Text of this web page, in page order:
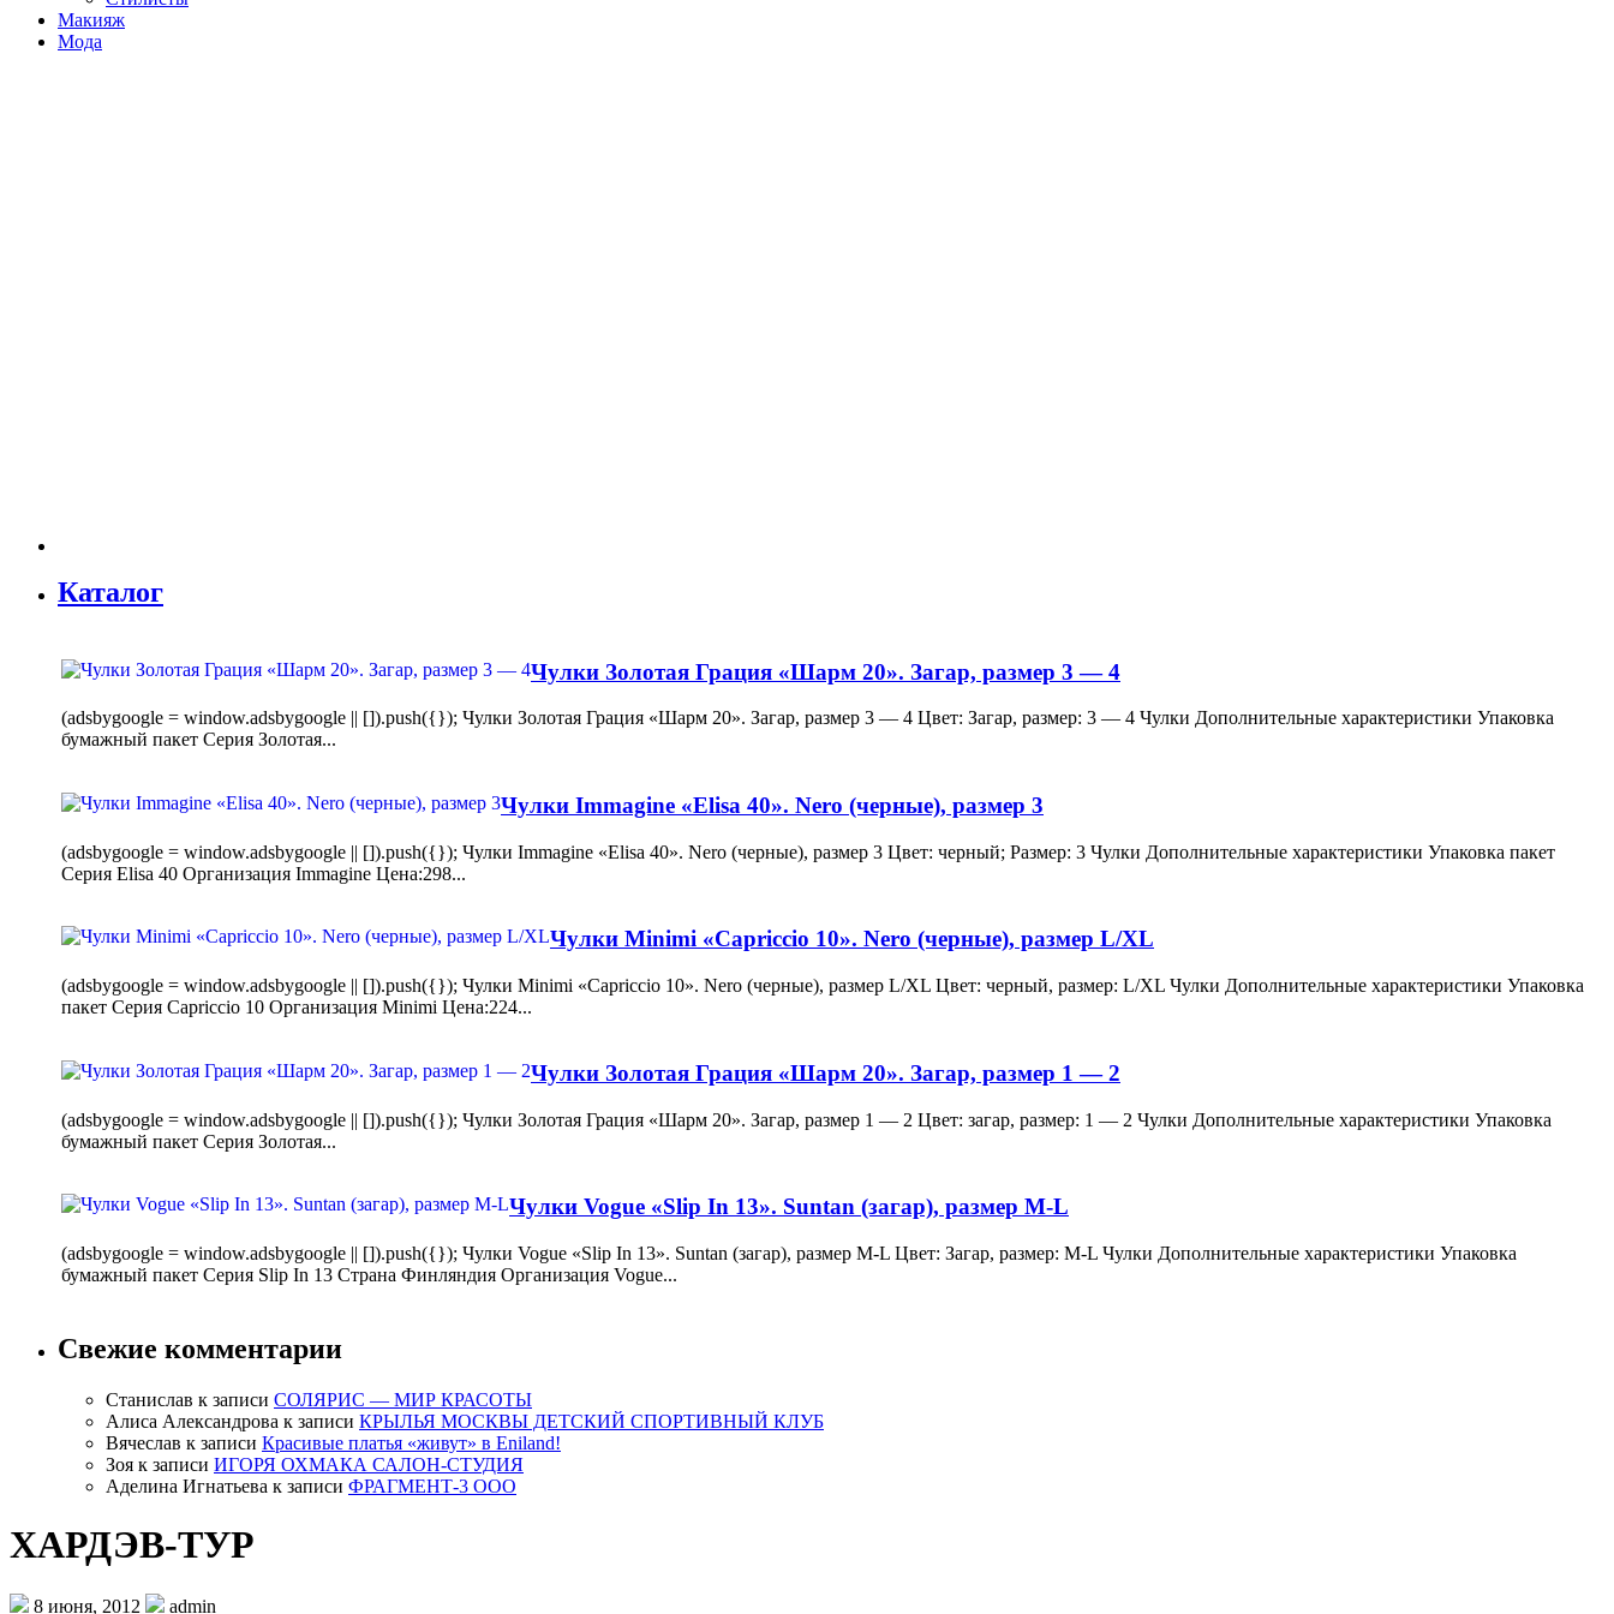
Макияж
Мода
Каталог
Чулки Золотая Грация «Шарм 20». Загар, размер 3 — 4
(adsbygoogle = window.adsbygoogle || []).push({}); Чулки Золотая Грация «Шарм 20». Загар, размер 3 — 4 Цвет: Загар, размер: 3 — 4 Чулки Дополнительные характеристики Упаковка
бумажный пакет Серия Золотая...
Чулки Immagine «Elisa 40». Nero (черные), размер 3
(adsbygoogle = window.adsbygoogle || []).push({}); Чулки Immagine «Elisa 40». Nero (черные), размер 3 Цвет: черный; Размер: 3 Чулки Дополнительные характеристики Упаковка пакет
Серия Elisa 40 Организация Immagine Цена:298...
Чулки Minimi «Capriccio 10». Nero (черные), размер L/XL
(adsbygoogle = window.adsbygoogle || []).push({}); Чулки Minimi «Capriccio 10». Nero (черные), размер L/XL Цвет: черный, размер: L/XL Чулки Дополнительные характеристики Упаковка
пакет Серия Capriccio 10 Организация Minimi Цена:224...
Чулки Золотая Грация «Шарм 20». Загар, размер 1 — 2
(adsbygoogle = window.adsbygoogle || []).push({}); Чулки Золотая Грация «Шарм 20». Загар, размер 1 — 2 Цвет: загар, размер: 1 — 2 Чулки Дополнительные характеристики Упаковка
бумажный пакет Серия Золотая...
Чулки Vogue «Slip In 13». Suntan (загар), размер M-L
(adsbygoogle = window.adsbygoogle || []).push({}); Чулки Vogue «Slip In 13». Suntan (загар), размер M-L Цвет: Загар, размер: M-L Чулки Дополнительные характеристики Упаковка
бумажный пакет Серия Slip In 13 Страна Финляндия Организация Vogue...
Свежие комментарии
Станислав к записи СОЛЯРИС — МИР КРАСОТЫ
Алиса Александрова к записи КРЫЛЬЯ МОСКВЫ ДЕТСКИЙ СПОРТИВНЫЙ КЛУБ
Вячеслав к записи Красивые платья «живут» в Eniland!
Зоя к записи ИГОРЯ ОХМАКА САЛОН-СТУДИЯ
Аделина Игнатьева к записи ФРАГМЕНТ-3 ООО
ХАРДЭВ-ТУР
8 июня, 2012 admin